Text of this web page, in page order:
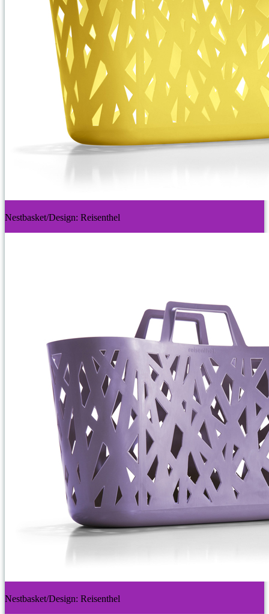
Nestbasket/Design: Reisenthel
Nestbasket/Design: Reisenthel